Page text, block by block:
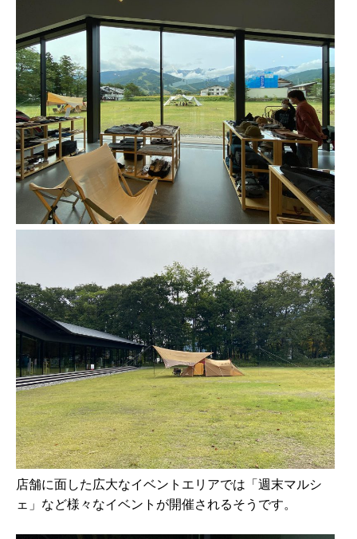
店舗に⾯した広⼤なイベントエリアでは「週末マルシ
ェ」など様々なイベントが開催されるそうです。